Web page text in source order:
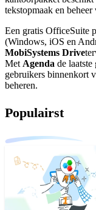
tekstopmaak en beheer
Een gratis OfficeSuite
(Windows, iOS en
MobiSystems Drive
Met Agenda de
gebruikers binnenkort
beheren.
Populairst